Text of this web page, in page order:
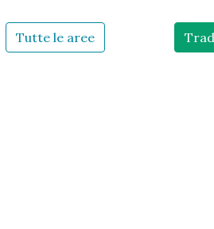
Tutte le aree